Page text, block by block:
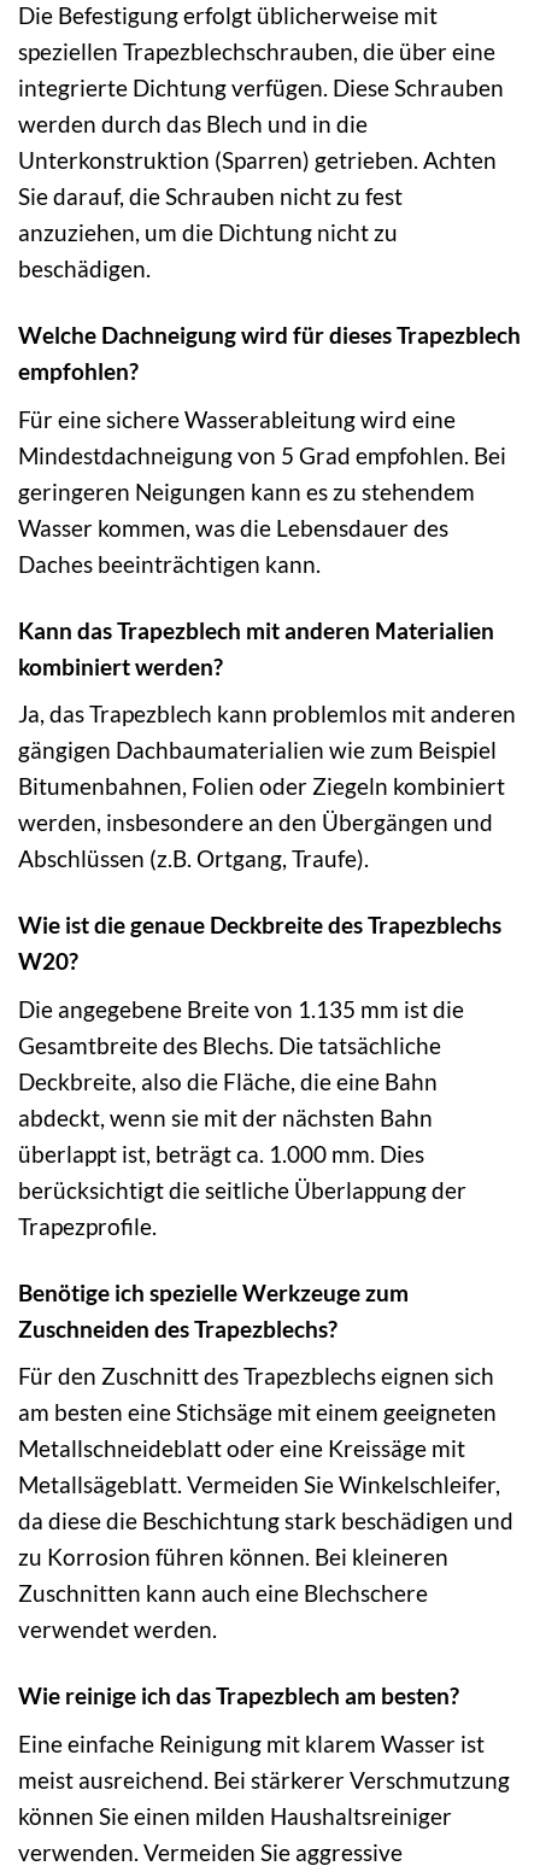
Die Befestigung erfolgt üblicherweise mit
speziellen Trapezblechschrauben, die über eine
integrierte Dichtung verfügen. Diese Schrauben
werden durch das Blech und in die
Unterkonstruktion (Sparren) getrieben. Achten
Sie darauf, die Schrauben nicht zu fest
anzuziehen, um die Dichtung nicht zu
beschädigen.
Welche Dachneigung wird für dieses Trapezblech
empfohlen?
Für eine sichere Wasserableitung wird eine
Mindestdachneigung von 5 Grad empfohlen. Bei
geringeren Neigungen kann es zu stehendem
Wasser kommen, was die Lebensdauer des
Daches beeinträchtigen kann.
Kann das Trapezblech mit anderen Materialien
kombiniert werden?
Ja, das Trapezblech kann problemlos mit anderen
gängigen Dachbaumaterialien wie zum Beispiel
Bitumenbahnen, Folien oder Ziegeln kombiniert
werden, insbesondere an den Übergängen und
Abschlüssen (z.B. Ortgang, Traufe).
Wie ist die genaue Deckbreite des Trapezblechs
W20?
Die angegebene Breite von 1.135 mm ist die
Gesamtbreite des Blechs. Die tatsächliche
Deckbreite, also die Fläche, die eine Bahn
abdeckt, wenn sie mit der nächsten Bahn
überlappt ist, beträgt ca. 1.000 mm. Dies
berücksichtigt die seitliche Überlappung der
Trapezprofile.
Benötige ich spezielle Werkzeuge zum
Zuschneiden des Trapezblechs?
Für den Zuschnitt des Trapezblechs eignen sich
am besten eine Stichsäge mit einem geeigneten
Metallschneideblatt oder eine Kreissäge mit
Metallsägeblatt. Vermeiden Sie Winkelschleifer,
da diese die Beschichtung stark beschädigen und
zu Korrosion führen können. Bei kleineren
Zuschnitten kann auch eine Blechschere
verwendet werden.
Wie reinige ich das Trapezblech am besten?
Eine einfache Reinigung mit klarem Wasser ist
meist ausreichend. Bei stärkerer Verschmutzung
können Sie einen milden Haushaltsreiniger
verwenden. Vermeiden Sie aggressive